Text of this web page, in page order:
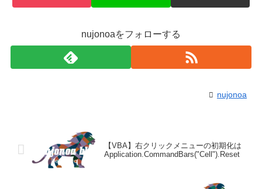
nujonoaをフォローする
nujonoa
【VBA】右クリックメニューの初期化は
Application.CommandBars("Cell").Reset